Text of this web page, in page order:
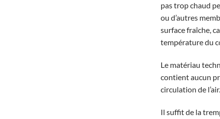
pas trop chaud
ou d’autres
surface fraîche,
température du
Le matériau
contient aucun
circulation de
Il suffit de la